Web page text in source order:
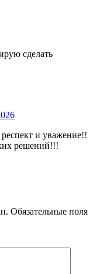
сделать
и уважение!!
решений!!!
Обязательные поля